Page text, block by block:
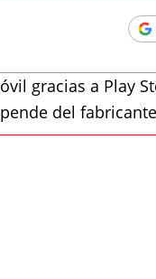
gracias a Play
del